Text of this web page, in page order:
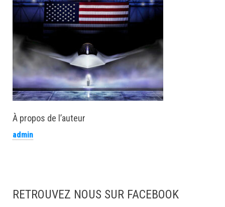
À propos de l’auteur
admin
RETROUVEZ NOUS SUR FACEBOOK